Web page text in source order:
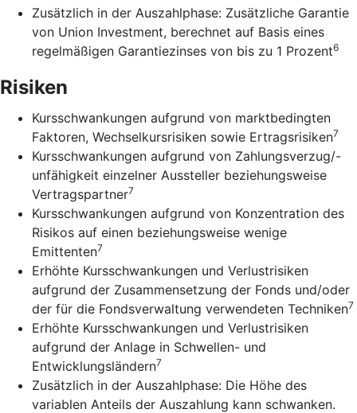
Zusätzlich in der Auszahlphase: Zusätzliche Garantie
von Union Investment, berechnet auf Basis eines
regelmäßigen Garantiezinses von bis zu 1 Prozent6
Risiken
Kursschwankungen aufgrund von marktbedingten
Faktoren, Wechselkursrisiken sowie Ertragsrisiken7
Kursschwankungen aufgrund von Zahlungsverzug/-
unfähigkeit einzelner Aussteller beziehungsweise
Vertragspartner7
Kursschwankungen aufgrund von Konzentration des
Risikos auf einen beziehungsweise wenige
Emittenten7
Erhöhte Kursschwankungen und Verlustrisiken
aufgrund der Zusammensetzung der Fonds und/oder
der für die Fondsverwaltung verwendeten Techniken7
Erhöhte Kursschwankungen und Verlustrisiken
aufgrund der Anlage in Schwellen- und
Entwicklungsländern7
Zusätzlich in der Auszahlphase: Die Höhe des
variablen Anteils der Auszahlung kann schwanken.